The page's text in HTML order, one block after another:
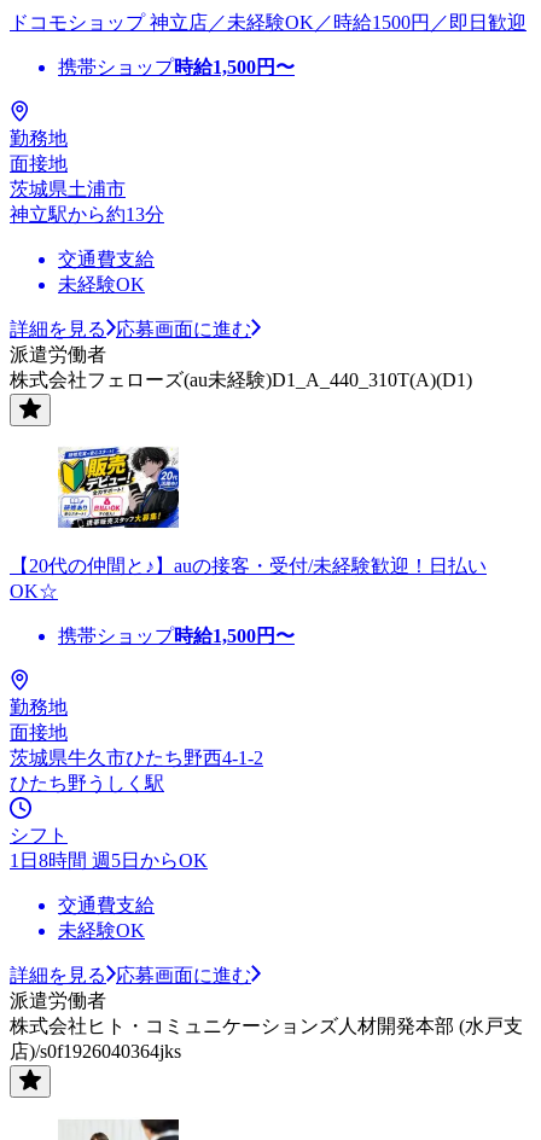
ドコモショップ 神立店／未経験OK／時給1500円／即日歓迎
携帯ショップ時給1,500円〜
勤務地
面接地
茨城県土浦市
神立駅から約13分
交通費支給
未経験OK
詳細を見る
応募画面に進む
派遣労働者
株式会社フェローズ(au未経験)D1_A_440_310T(A)(D1)
【20代の仲間と♪】auの接客・受付/未経験歓迎！日払い
OK☆
携帯ショップ時給1,500円〜
勤務地
面接地
茨城県牛久市ひたち野西4-1-2
ひたち野うしく駅
シフト
1日8時間 週5日からOK
交通費支給
未経験OK
詳細を見る
応募画面に進む
派遣労働者
株式会社ヒト・コミュニケーションズ人材開発本部 (水戸支
店)/s0f1926040364jks